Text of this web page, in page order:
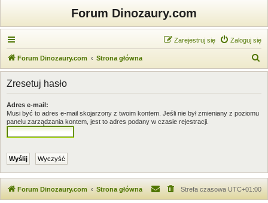
Forum Dinozaury.com
Zaloguj się
Zarejestruj się
Forum Dinozaury.com Strona główna
z
Zresetuj hasło
Adres e-mail:
Musi być to adres e-mail skojarzony z twoim kontem. Jeśli nie był zmieniany z poziomu
panelu zarządzania kontem, jest to adres podany w czasie rejestracji.
Forum Dinozaury.com Strona główna Strefa czasowa UTC+01:00